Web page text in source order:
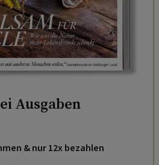
Ausgaben
& nur 12x bezahlen